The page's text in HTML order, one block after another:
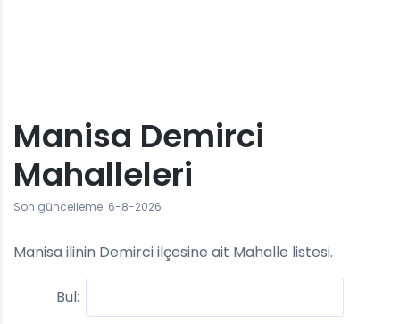
Manisa Demirci
Mahalleleri
Son güncelleme: 6-8-2026
Manisa ilinin Demirci ilçesine ait Mahalle listesi.
Bul: